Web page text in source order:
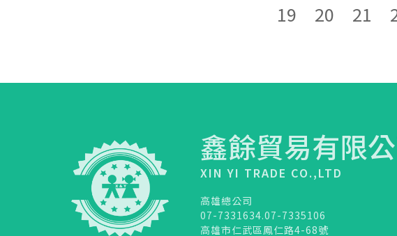
19
20 21
鑫餘貿易有限
XIN YI TRADE CO.,LTD
高雄總公司
07-7331634.07-7335106
高雄市仁武區鳳仁路4-68號